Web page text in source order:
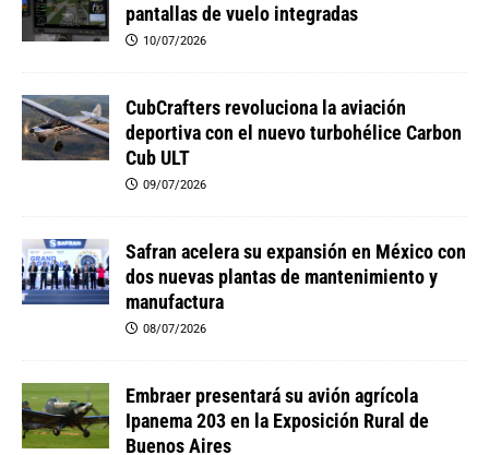
pantallas de vuelo integradas
10/07/2026
CubCrafters revoluciona la aviación
deportiva con el nuevo turbohélice Carbon
Cub ULT
09/07/2026
Safran acelera su expansión en México con
dos nuevas plantas de mantenimiento y
manufactura
08/07/2026
Embraer presentará su avión agrícola
Ipanema 203 en la Exposición Rural de
Buenos Aires